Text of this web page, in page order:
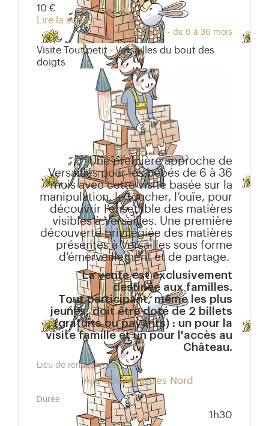
10 €
Lire la suite
Visite famille - de 6 à 36 mois
Visite Tout petit - Versailles du bout des
doigts
Une première approche de
Versailles pour les bébés de 6 à 36
mois avec cette visite basée sur la
manipulation, le toucher, l’ouïe, pour
découvrir l’ensemble des matières
visibles à Versailles. Une première
découverte privilégiée des matières
présentes à Versailles sous forme
d’émerveillement et de partage.
La vente est exclusivement
destinée aux familles.
Tout participant, même les plus
jeunes, doit être doté de 2 billets
(gratuits ou payants) : un pour la
visite famille et un pour l'accès au
Château.
Lieu de rendez-vous
Aile des Ministres Nord
Durée
1h30